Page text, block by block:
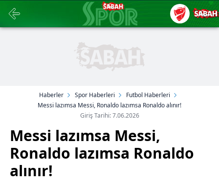
Haberler Spor Haberleri
Futbol Haberleri
Messi lazımsa Messi, Ronaldo lazımsa Ronaldo alınır!
Giriş Tarihi: 7.06.2026
Messi lazımsa Messi,
Ronaldo lazımsa Ronaldo
alınır!